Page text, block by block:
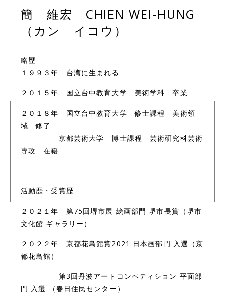
簡 維宏 CHIEN WEI-HUNG
（カン イコウ）
略歴
１９９３年 台湾に生まれる
２０１５年 国立台中教育大学 美術学科 卒業
２０１８年 国立台中教育大学 修士課程 美術領
域 修了
京都芸術大学 博士課程 芸術研究科芸術
専攻 在籍
活動歴・受賞歴
２０２１年 第75回堺市展 絵画部門 堺市長賞（堺市
文化館 ギャラリー）
２０２２年 京都花鳥館賞2021 日本画部門 入選（京
都花鳥館）
第3回丹波アートコンペティション 平面部
門 入選 （春日住民センター）